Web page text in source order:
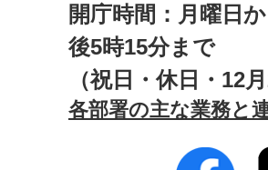
開庁時間：月曜日
後5時15分まで
（祝日・休日・12
各部署の主な業務と